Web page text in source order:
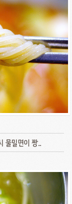
물밀면이 짱..